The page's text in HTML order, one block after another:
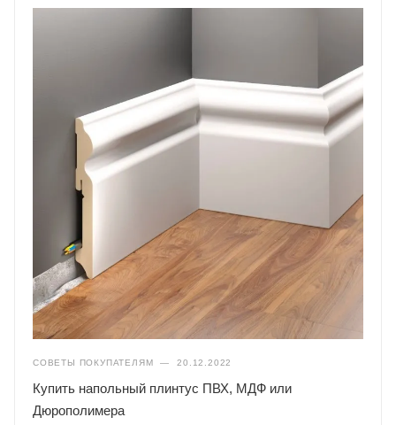
СОВЕТЫ ПОКУПАТЕЛЯМ — 20.12.2022
Купить напольный плинтус ПВХ, МДФ или
Дюрополимера